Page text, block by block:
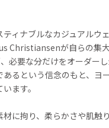
ィナブルなカジュアルウ
Christiansenが自らの集
必要な分だけをオーダー
あるという信念のもと、ヨ
ます。
に拘り、柔らかさや肌触